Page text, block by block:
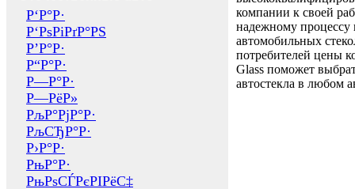
Р‘Р°Р·
Р‘РѕРіРґР°РЅ
Р’Р°Р·
Р“Р°Р·
Р—Р°Р·
Р—РёР»
РљР°РјР°Р·
РљСЂР°Р·
Р›Р°Р·
РњР°Р·
РњРѕСЃРєРІРёС‡
компании к своей
надежному процессу
автомобильных
потребителей цены
Glass поможет
автостекла в любом